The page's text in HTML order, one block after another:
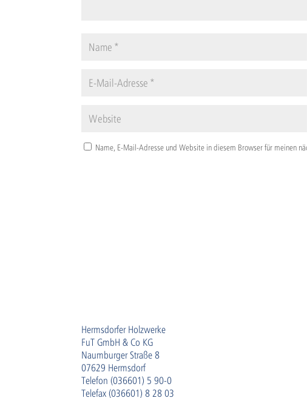
Name, E-Mail-Adresse und Website in diesem Browser für meinen
Hermsdorfer Holzwerke
FuT GmbH & Co KG
Naumburger Straße 8
07629 Hermsdorf
Telefon (036601) 5 90-0
Telefax (036601) 8 28 03